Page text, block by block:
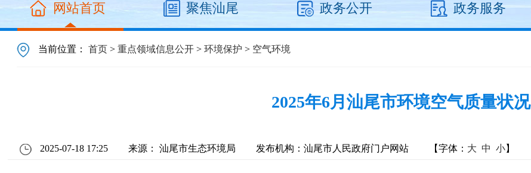
网站首页 聚焦汕尾 政务公开 政务服务
当前位置：首页 >重点领域信息公开 >环境保护 > 空气环境
2025年6月汕尾市环境空气质量状况
2025-07-18 17:25 来源： 汕尾市生态环境局 发布机构：汕尾市人民政府门户网站 【字体： 大 中 小】